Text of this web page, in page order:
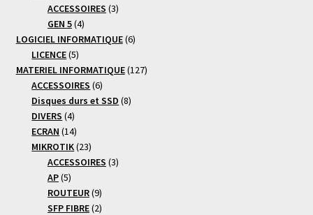
produits
ACCESSOIRES 33
GEN 5 44
produits
LOGICIEL INFORMATIQUE 66
LICENCE 55
produits
MATERIEL INFORMATIQUE 127127
ACCESSOIRES 66
produits
Disques durs et SSD 88
DIVERS 44
produits
ECRAN 1414
produits
MIKROTIK 2323
produits
ACCESSOIRES 33
AP 55
produits
ROUTEUR 99
produits
SFP FIBRE 22